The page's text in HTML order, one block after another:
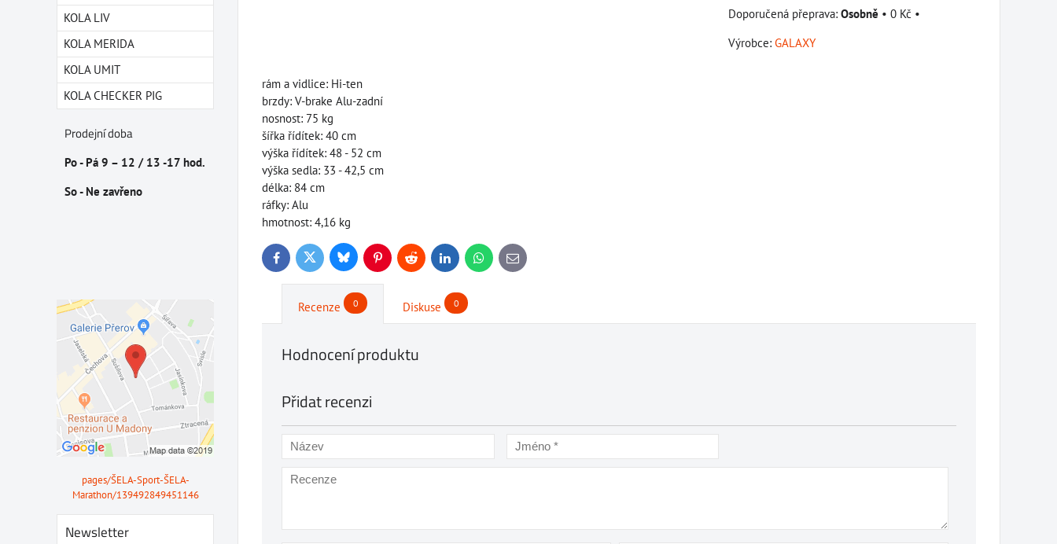
Osobně • 0 Kč •
Výrobce: GALAXY
rám a vidlice: Hi-ten
brzdy: V-brake Alu-zadní
nosnost: 75 kg
šířka řídítek: 40 cm
výška řídítek: 48 - 52 cm
výška sedla: 33 - 42,5 cm
délka: 84 cm
ráfky: Alu
hmotnost: 4,16 kg
FacebookTwitter BlueskyPinterestReddit LinkedInWhatsApp
E-
mail
Recenze 0 Diskuse 0
Hodnocení produktu
Přidat recenzi
KOLA LIV
KOLA MERIDA
KOLA UMIT
KOLA CHECKER PIG
Prodejní doba
Po - Pá 9 – 12 / 13 -17 hod.
So - Ne zavřeno
pages/ŠELA-Sport-ŠELA-
Marathon/139492849451146
Newsletter